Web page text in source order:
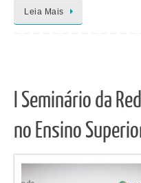
Leia Mais
I Seminário da
no Ensino